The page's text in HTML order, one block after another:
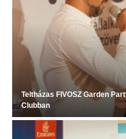
Teltházas FIVOSZ Garden
Clubban